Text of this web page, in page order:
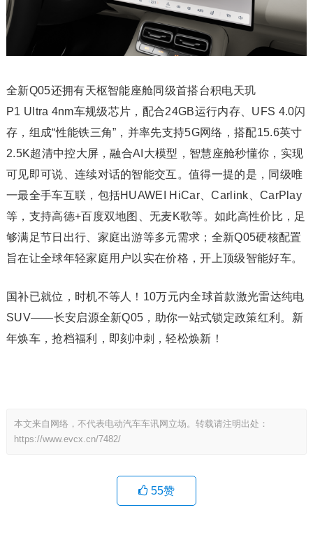
全新Q05还拥有天枢智能座舱同级首搭台积电天玑
P1 Ultra 4nm车规级芯片，配合24GB运行内存、UFS 4.0闪
存，组成“性能铁三角”，并率先支持5G网络，搭配15.6英寸
2.5K超清中控大屏，融合AI大模型，智慧座舱秒懂你，实现
可见即可说、连续对话的智能交互。值得一提的是，同级唯
一最全手车互联，包括HUAWEI HiCar、Carlink、CarPlay
等，支持高德+百度双地图、无麦K歌等。如此高性价比，足
够满足节日出行、家庭出游等多元需求；全新Q05硬核配置
旨在让全球年轻家庭用户以实在价格，开上顶级智能好车。
国补已就位，时机不等人！10万元内全球首款激光雷达纯电
SUV——长安启源全新Q05，助你一站式锁定政策红利。新
年焕车，抢档福利，即刻冲刺，轻松焕新！
本文来自网络，不代表电动汽车车讯网立场。转载请注明出处：
https://www.evcx.cn/7482/
55赞